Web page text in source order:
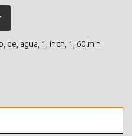
de agua 1 inch 1 60lmin